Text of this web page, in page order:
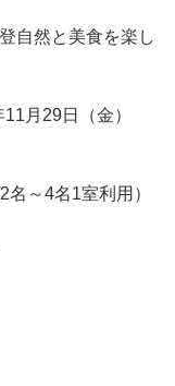
自然と美食を楽し
月29日（金）
～4名1室利用）